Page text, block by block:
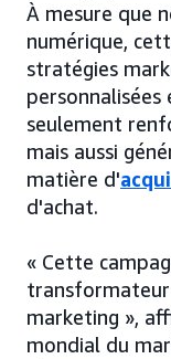
À mesure que
numérique,
stratégies
personnalisées
seulement
mais aussi
matière d'
d'achat.
« Cette
marketing »,
mondial du